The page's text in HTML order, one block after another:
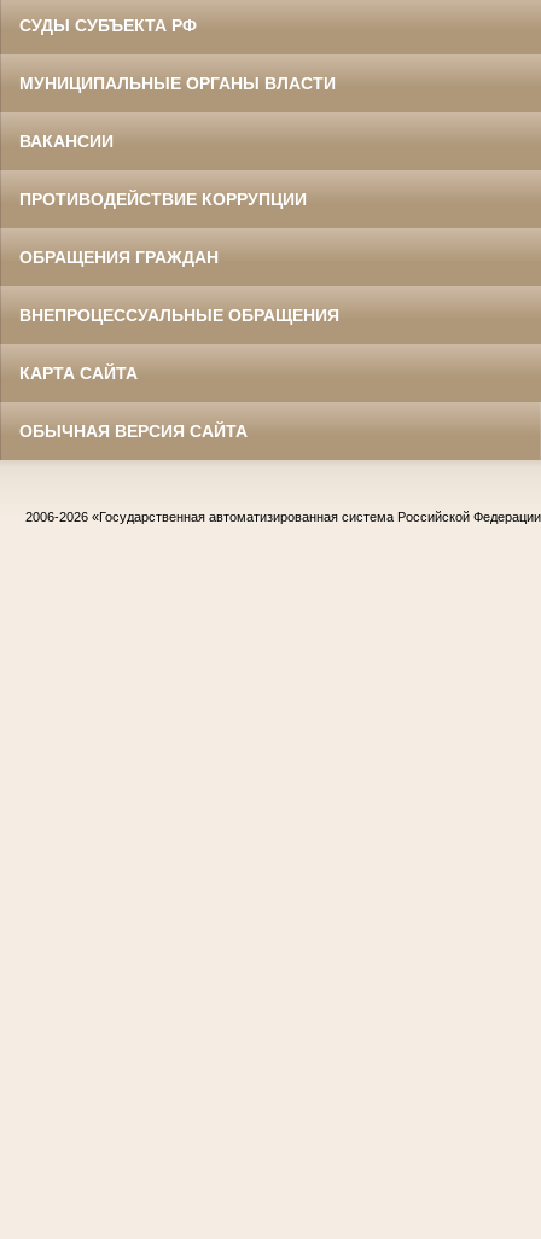
СУДЫ СУБЪЕКТА РФ
МУНИЦИПАЛЬНЫЕ ОРГАНЫ ВЛАСТИ
ВАКАНСИИ
ПРОТИВОДЕЙСТВИЕ КОРРУПЦИИ
ОБРАЩЕНИЯ ГРАЖДАН
ВНЕПРОЦЕССУАЛЬНЫЕ ОБРАЩЕНИЯ
КАРТА САЙТА
ОБЫЧНАЯ ВЕРСИЯ САЙТА
2006-2026 «Государственная автоматизированная система Российской